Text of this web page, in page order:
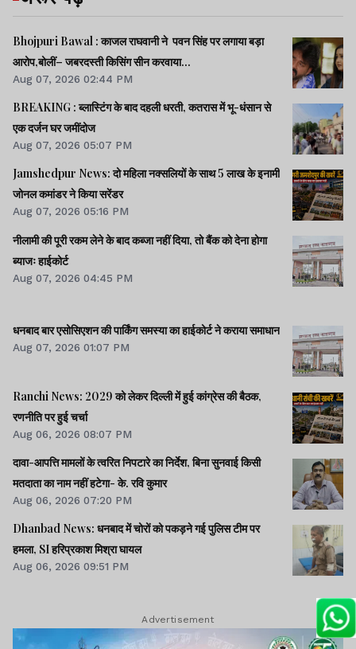
Bhojpuri Bawal : काजल राघवानी ने पवन सिंह पर लगाया बड़ा
आरोप,बोलीं– जबरदस्ती किसिंग सीन करवाया...
Aug 07, 2026 02:44 PM
BREAKING : ब्लास्टिंग के बाद दहली धरती, कतरास में भू-धंसान से
एक दर्जन घर जमींदोज
Aug 07, 2026 05:07 PM
Jamshedpur News: दो महिला नक्सलियों के साथ 5 लाख के इनामी
जोनल कमांडर ने किया सरेंडर
Aug 07, 2026 05:16 PM
नीलामी की पूरी रकम लेने के बाद कब्जा नहीं दिया, तो बैंक को देना होगा
ब्याजः हाईकोर्ट
Aug 07, 2026 04:45 PM
धनबाद बार एसोसिएशन की पार्किंग समस्या का हाईकोर्ट ने कराया समाधान
Aug 07, 2026 01:07 PM
Ranchi News: 2029 को लेकर दिल्ली में हुई कांग्रेस की बैठक,
रणनीति पर हुई चर्चा
Aug 06, 2026 08:07 PM
दावा-आपत्ति मामलों के त्वरित निपटारे का निर्देश, बिना सुनवाई किसी
मतदाता का नाम नहीं हटेगा- के. रवि कुमार
Aug 06, 2026 07:20 PM
Dhanbad News: धनबाद में चोरों को पकड़ने गई पुलिस टीम पर
हमला, SI हरिप्रकाश मिश्रा घायल
Aug 06, 2026 09:51 PM
Advertisement